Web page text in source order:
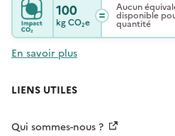
100
kgCO₂e
Aucun
disponible
quantité
En savoir plus
LIENS UTILES
Qui sommes-nous ?